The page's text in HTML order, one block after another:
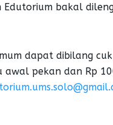
Edutorium bakal
dapat dibilang
awal pekan dan Rp